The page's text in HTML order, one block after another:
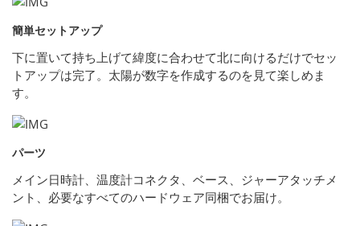
簡単セットアップ
下に置いて持ち上げて緯度に合わせて北に向けるだけでセッ
トアップは完了。太陽が数字を作成するのを見て楽しめま
す。
パーツ
メイン日時計、温度計コネクタ、ベース、ジャーアタッチメ
ント、必要なすべてのハードウェア同梱でお届け。